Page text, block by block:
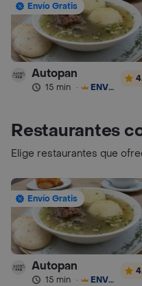
Envío Gratis
Autopan
15 min · ENVÍO GRATIS
Restaurantes
Elige restaurantes que
Envío Gratis
Autopan
15 min · ENVÍO GRATIS